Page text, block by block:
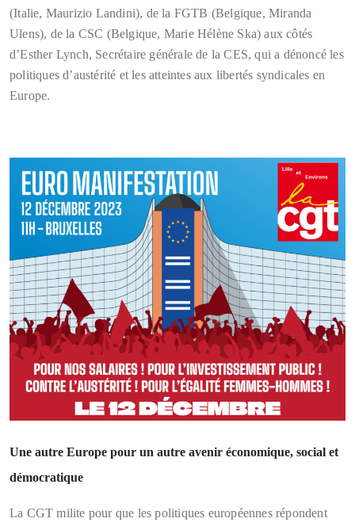
(Italie, Maurizio Landini), de la FGTB (Belgique, Miranda
Ulens), de la CSC (Belgique, Marie Hélène Ska) aux côtés
d’Esther Lynch, Secrétaire générale de la CES, qui a dénoncé les
politiques d’austérité et les atteintes aux libertés syndicales en
Europe.
Une autre Europe pour un autre avenir économique, social et
démocratique
La CGT milite pour que les politiques européennes répondent